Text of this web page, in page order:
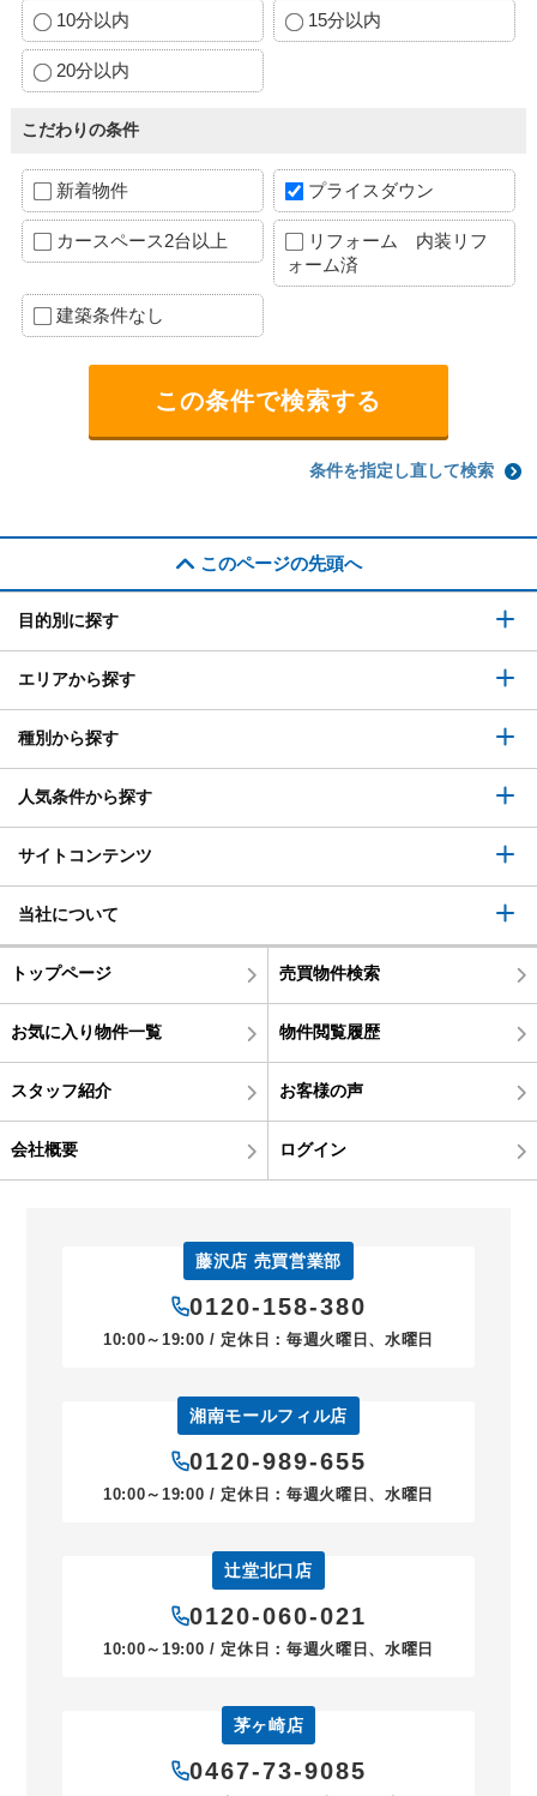
10分以内 15分以内
20分以内
こだわりの条件
新着物件 プライスダウン
カースペース2台以上
リフォーム 内装リフ
ォーム済
建築条件なし
条件を指定し直して検索
このページの先頭へ
目的別に探す
エリアから探す
種別から探す
人気条件から探す
サイトコンテンツ
当社について
トップページ 売買物件検索
お気に入り物件一覧 物件閲覧履歴
スタッフ紹介 お客様の声
会社概要 ログイン
藤沢店 売買営業部
0120-158-380
10:00～19:00 / 定休日：毎週火曜日、水曜日
湘南モールフィル店
0120-989-655
10:00～19:00 / 定休日：毎週火曜日、水曜日
辻堂北口店
0120-060-021
10:00～19:00 / 定休日：毎週火曜日、水曜日
茅ヶ崎店
0467-73-9085